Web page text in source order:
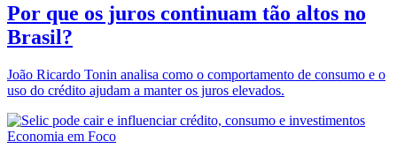
Por que os juros continuam tão altos no
Brasil?
João Ricardo Tonin analisa como o comportamento de consumo e o
uso do crédito ajudam a manter os juros elevados.
Economia em Foco